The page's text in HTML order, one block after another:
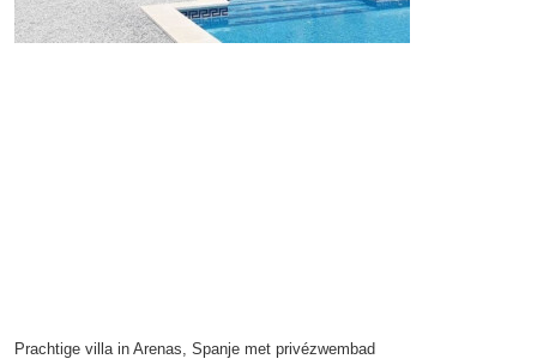
Prachtige villa in Arenas, Spanje met privézwembad